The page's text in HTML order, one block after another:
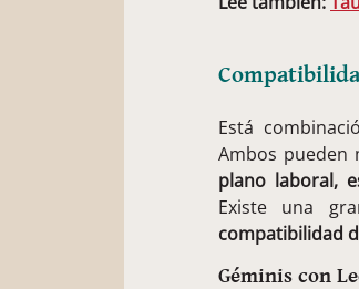
Está
Ambos pueden
plano laboral,
Existe una
compatibilidad
Géminis con